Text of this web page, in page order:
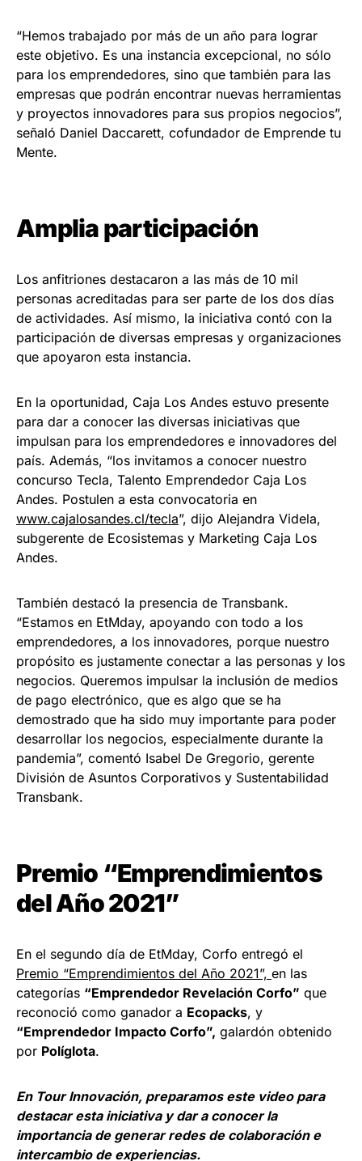
“Hemos trabajado por más de un año para lograr
este objetivo. Es una instancia excepcional, no sólo
para los emprendedores, sino que también para las
empresas que podrán encontrar nuevas herramientas
y proyectos innovadores para sus propios negocios”,
señaló Daniel Daccarett, cofundador de Emprende tu
Mente.
Amplia participación
Los anfitriones destacaron a las más de 10 mil
personas acreditadas para ser parte de los dos días
de actividades. Así mismo, la iniciativa contó con la
participación de diversas empresas y organizaciones
que apoyaron esta instancia.
En la oportunidad, Caja Los Andes estuvo presente
para dar a conocer las diversas iniciativas que
impulsan para los emprendedores e innovadores del
país. Además, “los invitamos a conocer nuestro
concurso Tecla, Talento Emprendedor Caja Los
Andes. Postulen a esta convocatoria en
www.cajalosandes.cl/tecla”, dijo Alejandra Videla,
subgerente de Ecosistemas y Marketing Caja Los
Andes.
También destacó la presencia de Transbank.
“Estamos en EtMday, apoyando con todo a los
emprendedores, a los innovadores, porque nuestro
propósito es justamente conectar a las personas y los
negocios. Queremos impulsar la inclusión de medios
de pago electrónico, que es algo que se ha
demostrado que ha sido muy importante para poder
desarrollar los negocios, especialmente durante la
pandemia”, comentó Isabel De Gregorio, gerente
División de Asuntos Corporativos y Sustentabilidad
Transbank.
Premio “Emprendimientos
del Año 2021”
En el segundo día de EtMday, Corfo entregó el
Premio “Emprendimientos del Año 2021”, en las
categorías “Emprendedor Revelación Corfo” que
reconoció como ganador a Ecopacks, y
“Emprendedor Impacto Corfo”, galardón obtenido
por Políglota.
En Tour Innovación, preparamos este video para
destacar esta iniciativa y dar a conocer la
importancia de generar redes de colaboración e
intercambio de experiencias.